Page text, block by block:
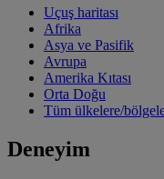
Uçuş haritası
Afrika
Asya ve Pasifik
Avrupa
Amerika Kıtası
Orta Doğu
Tüm ülkelere/
Deneyim